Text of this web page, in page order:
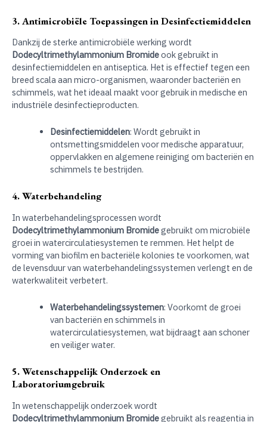
3. Antimicrobiële Toepassingen in Desinfectiemiddelen
Dankzij de sterke antimicrobiële werking wordt
Dodecyltrimethylammonium Bromideook gebruikt in
desinfectiemiddelen en antiseptica. Het is effectief tegen een
breed scala aan micro-organismen, waaronder bacteriën en
schimmels, wat het ideaal maakt voor gebruik in medische en
industriële desinfectieproducten.
Desinfectiemiddelen: Wordt gebruikt in
ontsmettingsmiddelen voor medische apparatuur,
oppervlakken en algemene reiniging om bacteriën en
schimmels te bestrijden.
4. Waterbehandeling
In waterbehandelingsprocessen wordt
Dodecyltrimethylammonium Bromidegebruikt om microbiële
groei in watercirculatiesystemen te remmen. Het helpt de
vorming van biofilm en bacteriële kolonies te voorkomen, wat
de levensduur van waterbehandelingssystemen verlengt en de
waterkwaliteit verbetert.
Waterbehandelingssystemen: Voorkomt de groei
van bacteriën en schimmels in
watercirculatiesystemen, wat bijdraagt aan schoner
en veiliger water.
5. Wetenschappelijk Onderzoek en
Laboratoriumgebruik
In wetenschappelijk onderzoek wordt
Dodecyltrimethylammonium Bromidegebruikt als reagentia in